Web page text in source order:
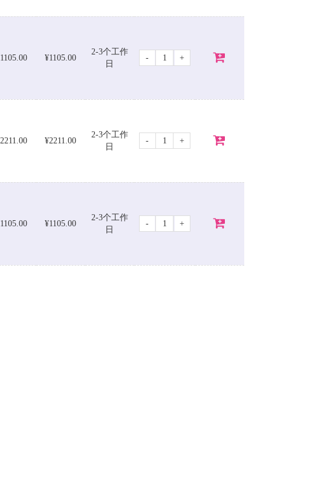
¥1105.00
2-3个工作
日
- +
¥2211.00
2-3个工作
日
- +
¥1105.00
2-3个工作
日
- +